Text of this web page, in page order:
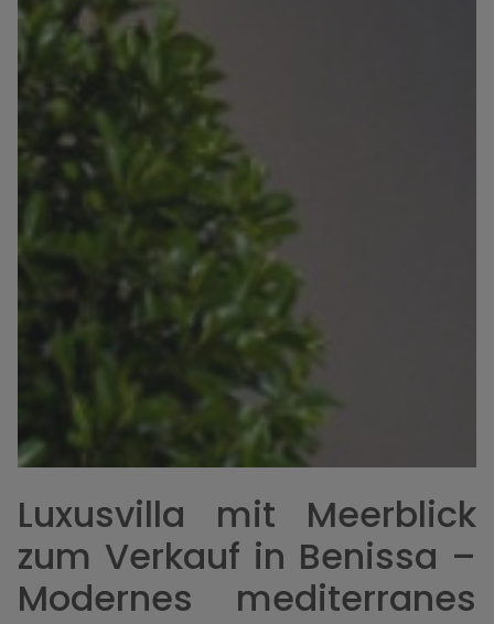
Luxusvilla mit Meerblick
zum Verkauf in Benissa –
Modernes mediterranes